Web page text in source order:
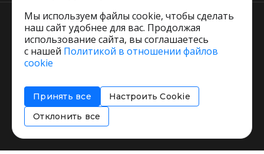
Пользовательское соглашение
Соглашение об информировании
Политика использования cookies
Мы используем файлы cookie, чтобы сделать
наш сайт удобнее для вас. Продолжая
использование сайта, вы соглашаетесь
с нашей Политикой в отношении файлов
cookie
Принять все
Настроить Cookie
Отклонить все